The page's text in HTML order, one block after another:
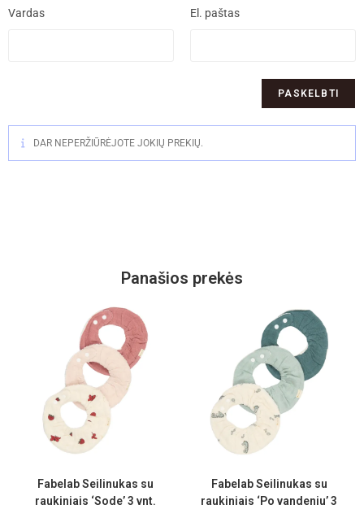
Vardas El. paštas
DAR NEPERŽIŪRĖJOTE JOKIŲ PREKIŲ.
Panašios prekės
Fabelab Seilinukas su
raukiniais ‘Sode’ 3 vnt.
Fabelab Seilinukas su
raukiniais ‘Po vandeniu’ 3